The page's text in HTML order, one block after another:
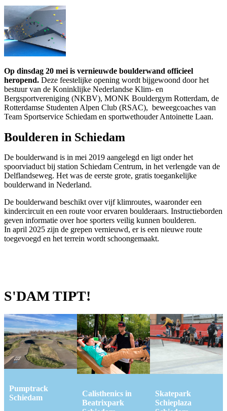
Op dinsdag 20 mei is vernieuwde boulderwand officieel
heropend. Deze feestelijke opening wordt bijgewoond door het
bestuur van de Koninklijke Nederlandse Klim- en
Bergsportvereniging (NKBV), MONK Bouldergym Rotterdam, de
Rotterdamse Studenten Alpen Club (RSAC), beweegcoaches van
Team Sportservice Schiedam en sportwethouder Antoinette Laan.
Boulderen in Schiedam
De boulderwand is in mei 2019 aangelegd en ligt onder het
spoorviaduct bij station Schiedam Centrum, in het verlengde van de
Delflandseweg. Het was de eerste grote, gratis toegankelijke
boulderwand in Nederland.
De boulderwand beschikt over vijf klimroutes, waaronder een
kindercircuit en een route voor ervaren boulderaars. Instructieborden
geven informatie over hoe sporters veilig kunnen boulderen.
In april 2025 zijn de grepen vernieuwd, er is een nieuwe route
toegevoegd en het terrein wordt schoongemaakt.
S'DAM TIPT!
Pumptrack
Schiedam
Calisthenics in
Beatrixpark
Skatepark
Schieplaza